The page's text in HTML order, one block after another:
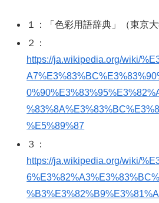
１：「色彩用語辞典」（東京大
２：
https://ja.wikipedia.org/wiki/
%E5%89%87
３：
https://ja.wikipedia.org/wiki/